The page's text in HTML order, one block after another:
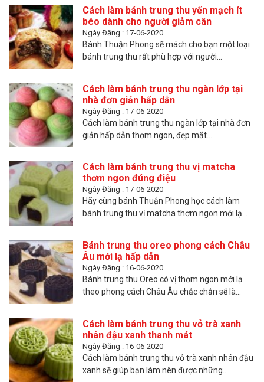
Cách làm bánh trung thu yến mạch ít
béo dành cho người giảm cân
Ngày Đăng : 17-06-2020
Bánh Thuận Phong sẽ mách cho bạn một loại
bánh trung thu rất phù hợp với người...
Cách làm bánh trung thu ngàn lớp tại
nhà đơn giản hấp dẫn
Ngày Đăng : 17-06-2020
Cách làm bánh trung thu ngàn lớp tại nhà đơn
giản hấp dẫn thơm ngon, đẹp mắt....
Cách làm bánh trung thu vị matcha
thơm ngon đúng điệu
Ngày Đăng : 17-06-2020
Hãy cùng bánh Thuận Phong học cách làm
bánh trung thu vị matcha thơm ngon mới lạ...
Bánh trung thu oreo phong cách Châu
Âu mới lạ hấp dẫn
Ngày Đăng : 16-06-2020
Bánh trung thu Oreo có vị thơm ngon mới lạ
theo phong cách Châu Âu chắc chắn sẽ là...
Cách làm bánh trung thu vỏ trà xanh
nhân đậu xanh thanh mát
Ngày Đăng : 16-06-2020
Cách làm bánh trung thu vỏ trà xanh nhân đậu
xanh sẽ giúp bạn làm nên được những...